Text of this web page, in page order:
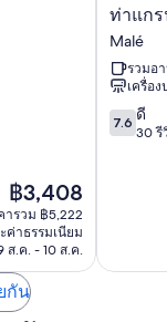
ราคา
ปัจจุบัน
คือ
฿3,408
฿3,408
ารวม ฿5,222
ค่าธรรมเนียม
ส.ค. - 10 ส.ค.
ท่า
แก
รนด์
วิว
Malé
ท่าแก
Malé
รวมอ
เครื่อ
7.6
จาก
7.6 ดี
30 รี
กัน